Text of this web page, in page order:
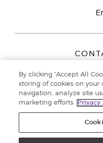
9727
Servicio de
By clicking “Accept All
storing of cookies on your
navigation, analyze site
marketing efforts.
Privacy